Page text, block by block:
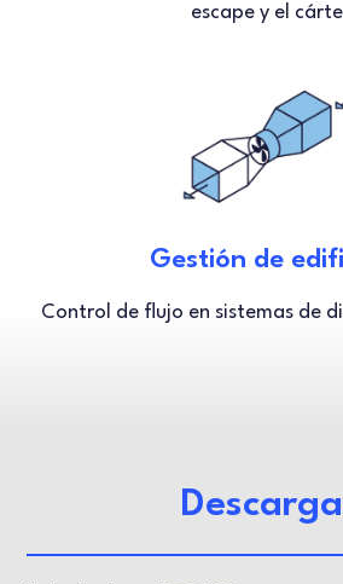
escape y el
Gestión de
Control de flujo en sistemas de